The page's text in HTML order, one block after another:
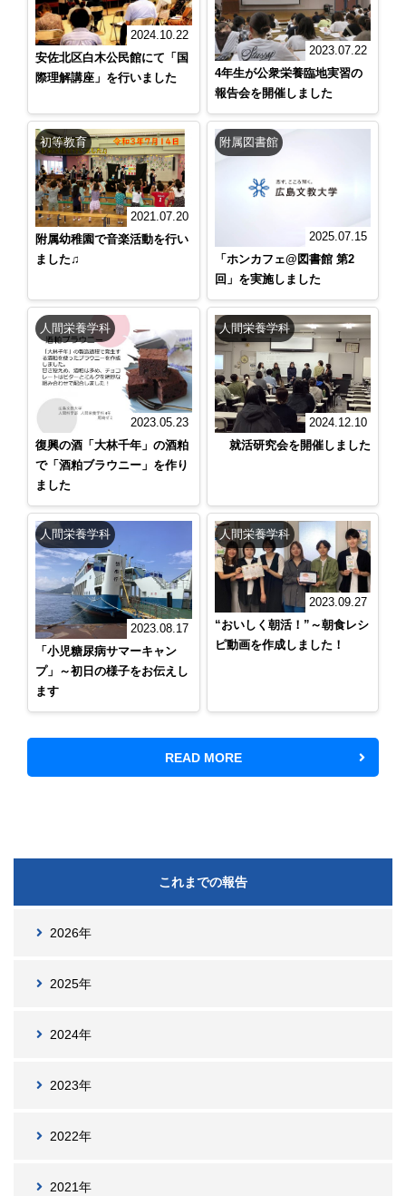
2024.10.22
安佐北区白木公民館にて「国
際理解講座」を行いました
2023.07.22
4年生が公衆栄養臨地実習の
報告会を開催しました
初等教育
2021.07.20
附属幼稚園で音楽活動を行い
ました♫
附属図書館
2025.07.15
「ホンカフェ@図書館 第2
回」を実施しました
人間栄養学科
2023.05.23
復興の酒「大林千年」の酒粕
で「酒粕ブラウニー」を作り
ました
人間栄養学科
2024.12.10
就活研究会を開催しました
人間栄養学科
2023.08.17
「小児糖尿病サマーキャン
プ」～初日の様子をお伝えし
ます
人間栄養学科
2023.09.27
“おいしく朝活！”～朝食レシ
ピ動画を作成しました！
READ MORE
これまでの報告
2026年
2025年
2024年
2023年
2022年
2021年